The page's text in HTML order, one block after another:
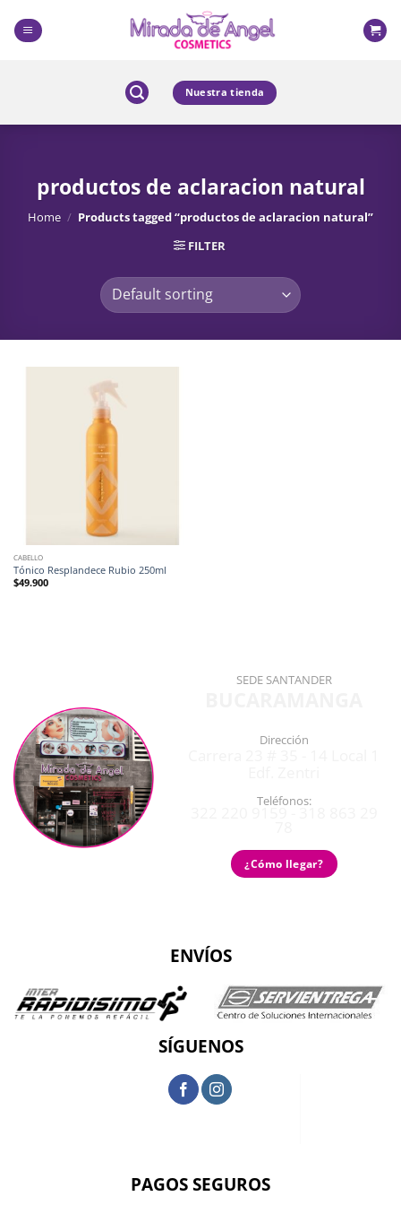
content
Nuestra tienda
productos de aclaracion natural
Home / Products tagged “productos de aclaracion natural”
FILTER
CABELLO
Tónico Resplandece Rubio 250ml
$49.900
SEDE SANTANDER
Dirección
Teléfonos:
¿Cómo llegar?
ENVÍOS
SÍGUENOS
PAGOS SEGUROS